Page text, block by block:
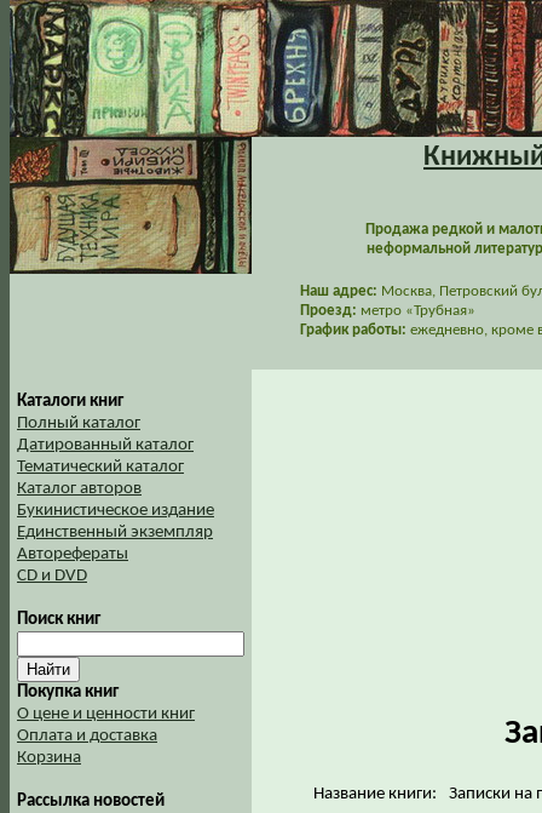
Книжный
Продажа редкой и
неформальной
Наш адрес: Москва, Петровский
Проезд: метро «Трубная»
График работы: ежедневно, кроме
Каталоги книг
Полный каталог
Датированный каталог
Тематический каталог
Каталог авторов
Букинистическое издание
Единственный экземпляр
Авторефераты
CD и DVD
Поиск книг
Покупка книг
О цене и ценности книг
Оплата и доставка
Корзина
Рассылка новостей
Название книги:
Записки на